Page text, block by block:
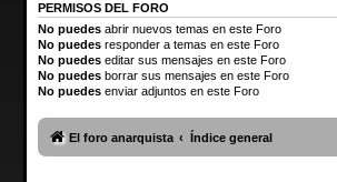
PERMISOS DEL FORO
No puedesabrir nuevos temas en este Foro
No puedesresponder a temas en este Foro
No puedeseditar sus mensajes en este Foro
No puedesborrar sus mensajes en este Foro
No puedesenviar adjuntos en este Foro
El foro anarquista Índice general